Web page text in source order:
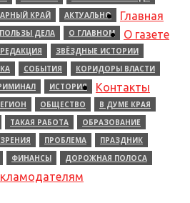
КРАЙ
АКТУАЛЬНО
ДЕЛА
О ГЛАВНОМ
ЗВЁЗДНЫЕ ИСТОРИИ
СОБЫТИЯ
КОРИДОРЫ ВЛАСТИ
ИСТОРИЯ
ОБЩЕСТВО
В ДУМЕ КРАЯ
ТАКАЯ РАБОТА
ОБРАЗОВАНИЕ
ПРОБЛЕМА
ПРАЗДНИК
ФИНАНСЫ
ДОРОЖНАЯ ПОЛОСА
Главная
О газете
Контакты